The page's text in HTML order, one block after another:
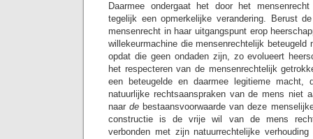
Daarmee ondergaat het door het
tegelijk een opmerkelijke verandering. Berust
mensenrecht in haar uitgangspunt erop
willekeurmachine die mensenrechtelijk beteugeld
opdat die geen ondaden zijn, zo evolueert
het respecteren van de mensenrechtelijk
een beteugelde en daarmee legitieme macht,
natuurlijke rechtsaanspraken van de mens niet
naarde bestaansvoorwaarde van deze
constructie is de vrije wil van de mens
verbonden met zijn natuurrechtelijke